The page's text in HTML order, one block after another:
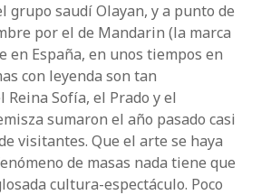
grupo saudí Olayan, y a punto de
por el de Mandarin (la marca
en España, en unos tiempos en
con leyenda son tan
Reina Sofía, el Prado y el
sumaron el año pasado casi
visitantes. Que el arte se haya
de masas nada tiene que
cultura-espectáculo. Poco